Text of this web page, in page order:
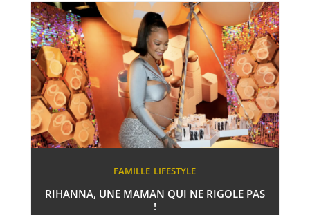
FAMILLE LIFESTYLE
RIHANNA, UNE MAMAN QUI NE RIGOLE PAS
!